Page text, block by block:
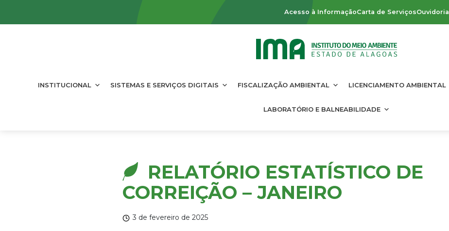
Acesso à InformaçãoCarta de ServiçosOuvidoria
INSTITUCIONAL SISTEMAS E SERVIÇOS DIGITAIS FISCALIZAÇÃO AMBIENTAL LICENCIAMENTO AMBIENTAL
LABORATÓRIO E BALNEABILIDADE
RELATÓRIO ESTATÍSTICO DE
CORREIÇÃO – JANEIRO
3 de fevereiro de 2025